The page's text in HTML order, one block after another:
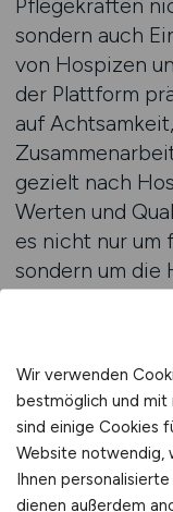
Pflegekräften
sondern auch
von Hospizen
der Plattform
auf
gezielt nach
Werten und
es nicht nur um
sondern um die
Viele Hospize
die auf
ausgerichtet
täglichen Praxis
Miteinander
Wir verwenden
bestmöglich und mit
sind einige Cookies
Website notwendig,
Ihnen
dienen außerdem